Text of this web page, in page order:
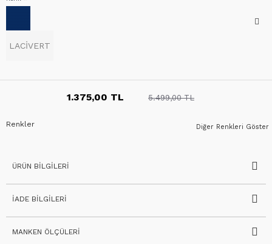
1.375,00 TL 5.499,00 TL
LACİVERT
Diğer Renkleri Göster
Renkler
ÜRÜN BILGILERI
İADE BILGILERI
MANKEN ÖLÇÜLERI